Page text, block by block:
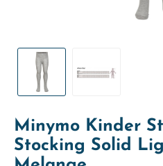
Minymo Kinder
Stocking Solid